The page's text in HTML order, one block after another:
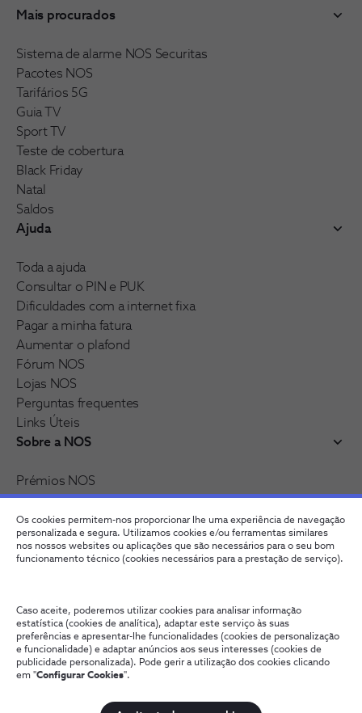
Os cookies permitem-nos proporcionar lhe uma experiência de navegação
personalizada e segura. Utilizamos cookies e/ou ferramentas similares
nos nossos websites ou aplicações que são necessários para o seu bom
funcionamento técnico (cookies necessários para a prestação de serviço).
Caso aceite, poderemos utilizar cookies para analisar informação
estatística (cookies de analítica), adaptar este serviço às suas
preferências e apresentar-lhe funcionalidades (cookies de personalização
e funcionalidade) e adaptar anúncios aos seus interesses (cookies de
publicidade personalizada). Pode gerir a utilização dos cookies clicando
em "Configurar Cookies".
Mais procurados
Sistema de alarme NOS Securitas
Pacotes NOS
Tarifários 5G
Guia TV
Sport TV
Teste de cobertura
Black Friday
Natal
Saldos
Ajuda
Toda a ajuda
Consultar o PIN e PUK
Dificuldades com a internet fixa
Pagar a minha fatura
Aumentar o plafond
Fórum NOS
Lojas NOS
Perguntas frequentes
Links Úteis
Sobre a NOS
Prémios NOS
Reconhecimentos e distinções
Recrutamento
Fale connoscoPolítica de Privacidade
Provedoria Cliente